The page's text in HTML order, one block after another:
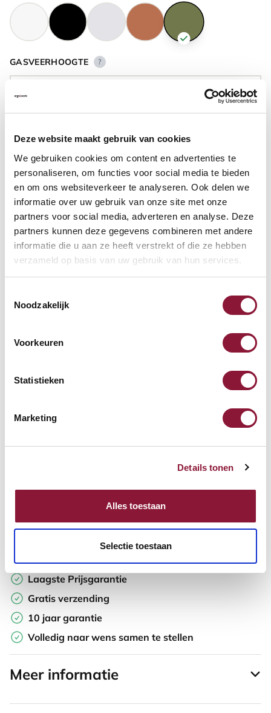
Deze website maakt gebruik van cookies
We gebruiken cookies om content en advertenties te
personaliseren, om functies voor social media te bieden
en om ons websiteverkeer te analyseren. Ook delen we
informatie over uw gebruik van onze site met onze
partners voor social media, adverteren en analyse. Deze
partners kunnen deze gegevens combineren met andere
informatie die u aan ze heeft verstrekt of die ze hebben
verzameld op basis van uw gebruik van hun services.
Noodzakelijk
Voorkeuren
Statistieken
Marketing
Details tonen
Alles toestaan
Selectie toestaan
GASVEERHOOGTE ?
VOETENRING ?
VOETENSTER IN GEPOLIJST ALUMINIUM ?
Levertijd: 3-6 weken
Op zoek naar aantallen? Maak je werkplek compleet en vraag
direct een offerte op maat aan.
Toevoegen aan vergelijker
Laagste Prijsgarantie
Gratis verzending
10 jaar garantie
Volledig naar wens samen te stellen
Meer informatie